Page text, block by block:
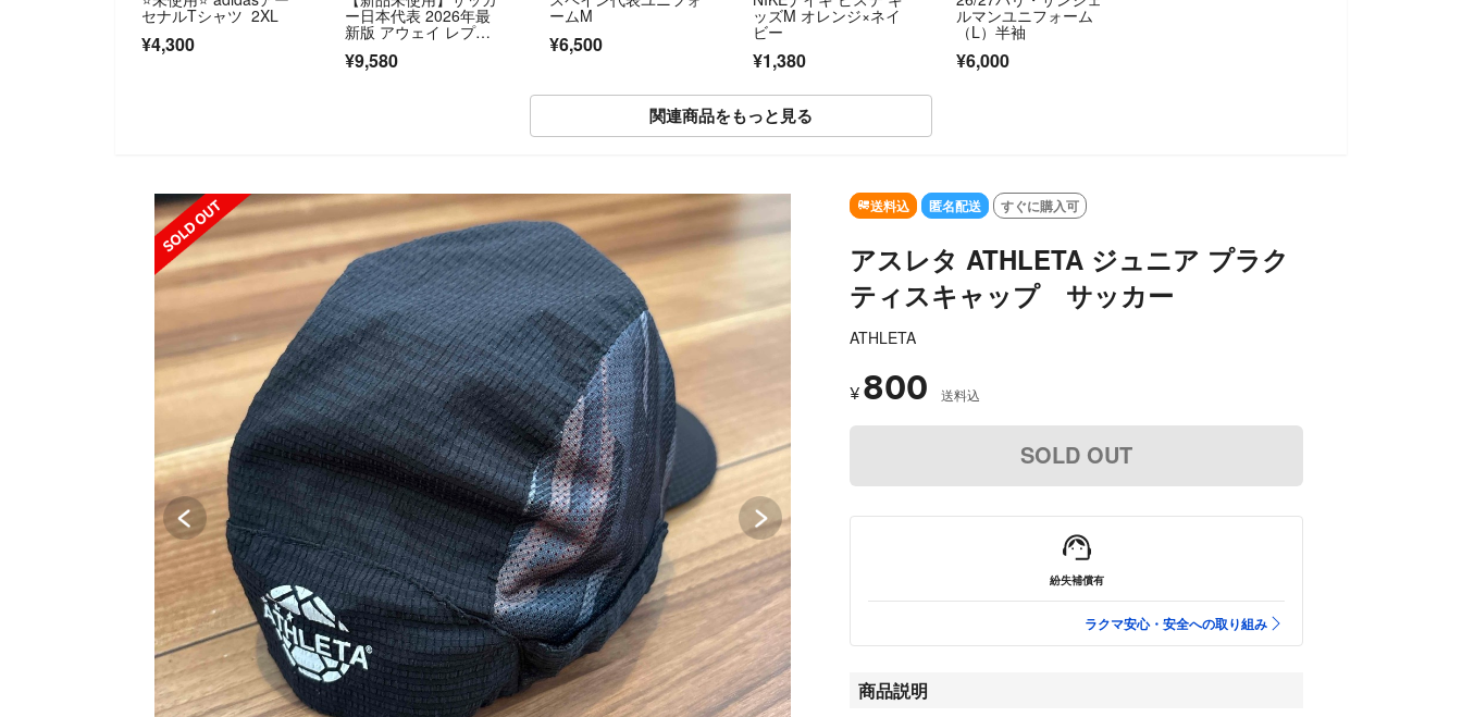
セナルTシャツ 2XL
¥4,300
ー日本代表 2026年最
新版 アウェイ レプリ
¥9,580
ームM
¥6,500
ッズM オレンジ×ネイ
ビー
¥1,380
ルマンユニフォーム
（L）半袖
¥6,000
関連商品をもっと見る
SOLD OUT SOLD OUT
送料込 匿名配送 すぐに購入可
アスレタ ATHLETA ジュニア プラク
ティスキャップ サッカー
ATHLETA
¥ 800 送料込
SOLD OUT
紛失補償有
ラクマ安心・安全への取り組み
商品説明